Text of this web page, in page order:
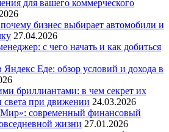
для вашего коммерческого
бизнес выбирает автомобили и
27.04.2026
с чего начать и как добиться
Яндекс Еде: обзор условий и дохода в
бриллиантами: в чем секрет их
света при движении 24.03.2026
современный финансовый
жизни 27.01.2026